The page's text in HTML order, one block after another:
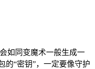
如同变魔术一般生成一
的“密钥”，一定要像守护